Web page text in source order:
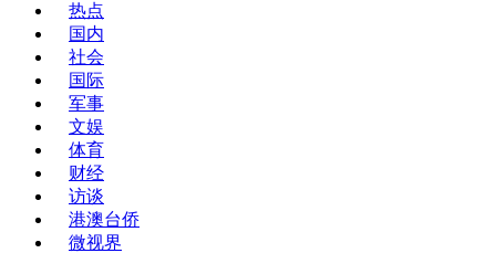
热点
国内
社会
国际
军事
文娱
体育
财经
访谈
港澳台侨
微视界